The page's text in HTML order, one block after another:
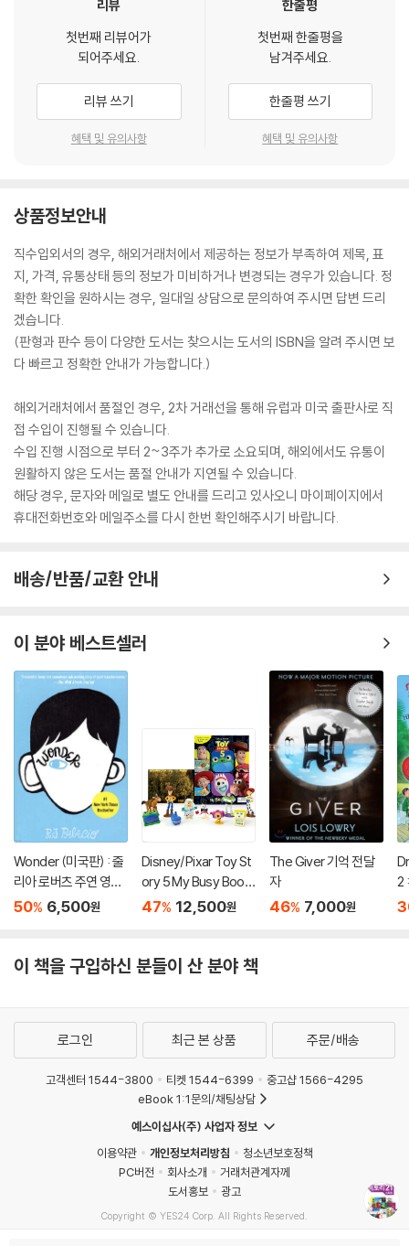
Pictory21 Start는 영어 그림책을 처음 시작하는 아이와 부모님에게
재미있고 흥미로운 영어 세상을 만들어 줄 것입니다.
리뷰
첫번째 리뷰어가
되어주세요.
리뷰 쓰기
혜택 및 유의사항
한줄평
첫번째 한줄평을
남겨주세요.
한줄평 쓰기
혜택 및 유의사항
상품정보안내
직수입외서의 경우, 해외거래처에서 제공하는 정보가 부족하여 제목, 표
지, 가격, 유통상태 등의 정보가 미비하거나 변경되는 경우가 있습니다. 정
확한 확인을 원하시는 경우, 일대일 상담으로 문의하여 주시면 답변 드리
겠습니다.
(판형과 판수 등이 다양한 도서는 찾으시는 도서의 ISBN을 알려 주시면 보
다 빠르고 정확한 안내가 가능합니다.)
해외거래처에서 품절인 경우, 2차 거래선을 통해 유럽과 미국 출판사로 직
접 수입이 진행될 수 있습니다.
수입 진행 시점으로 부터 2~3주가 추가로 소요되며, 해외에서도 유통이
원활하지 않은 도서는 품절 안내가 지연될 수 있습니다.
해당 경우, 문자와 메일로 별도 안내를 드리고 있사오니 마이페이지에서
휴대전화번호와 메일주소를 다시 한번 확인해주시기 바랍니다.
배송/반품/교환 안내
이 분야 베스트셀러
Wonder (미국판) : 줄
리아 로버츠 주연 영화
'원더' 원작 소설
50% 6,500원
Disney/Pixar Toy St
ory 5 My Busy Book
s
47% 12,500원
The Giver 기억 전달
자
46% 7,000원
2
이 책을 구입하신 분들이 산 분야 책
로그인 최근 본 상품 주문/배송
고객센터 1544-3800 티켓 1544-6399
중고샵 1566-4295
eBook 1:1문의/채팅상담
예스이십사(주) 사업자 정보
이용약관
개인정보처리방침
청소년보호정책
PC버전
회사소개
거래처관계자께
도서홍보
광고
Copyright © YES24 Corp. All Rights Reserved.